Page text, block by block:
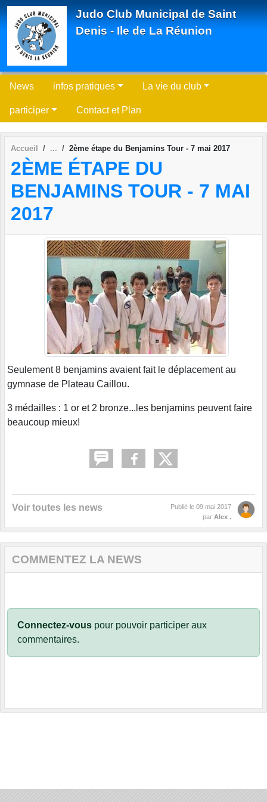
Judo Club Municipal de Saint
Denis - Ile de La Réunion
News infos pratiques La vie du club
participer Contact et Plan
Accueil 2ème étape du Benjamins Tour - 7 mai 2017
2ÈME ÉTAPE DU
BENJAMINS TOUR - 7 MAI
2017
Seulement 8 benjamins avaient fait le déplacement au
gymnase de Plateau Caillou.
3 médailles : 1 or et 2 bronze...les benjamins peuvent faire
beaucoup mieux!
Voir toutes les news Publié le 09 mai 2017
par Alex .
COMMENTEZ LA NEWS
Connectez-vous pour pouvoir participer aux
commentaires.
Panneau de gestion des cookies